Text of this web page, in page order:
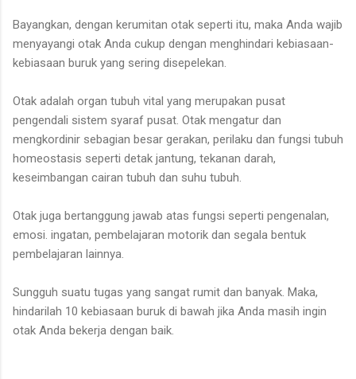
Bayangkan, dengan kerumitan otak seperti itu, maka Anda wajib
menyayangi otak Anda cukup dengan menghindari kebiasaan-
kebiasaan buruk yang sering disepelekan.
Otak adalah organ tubuh vital yang merupakan pusat
pengendali sistem syaraf pusat. Otak mengatur dan
mengkordinir sebagian besar gerakan, perilaku dan fungsi tubuh
homeostasis seperti detak jantung, tekanan darah,
keseimbangan cairan tubuh dan suhu tubuh.
Otak juga bertanggung jawab atas fungsi seperti pengenalan,
emosi. ingatan, pembelajaran motorik dan segala bentuk
pembelajaran lainnya.
Sungguh suatu tugas yang sangat rumit dan banyak. Maka,
hindarilah 10 kebiasaan buruk di bawah jika Anda masih ingin
otak Anda bekerja dengan baik.